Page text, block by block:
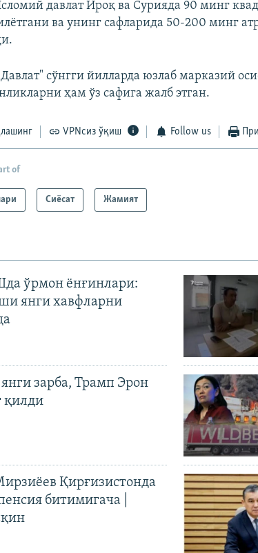
давлат Ироқ ва Сурияда 90 минг
ва унинг сафларида 50-200 минг
сўнгги йилларда юзлаб марказий
ҳам ўз сафига жалб этган.
VPNсиз ўқиш Follow us
of
Сиёсат Жамият
ўрмон ёнғинлари:
янги хавфларни
зарба, Трамп Эрон
қилди
Қирғизистонда
битимигача |